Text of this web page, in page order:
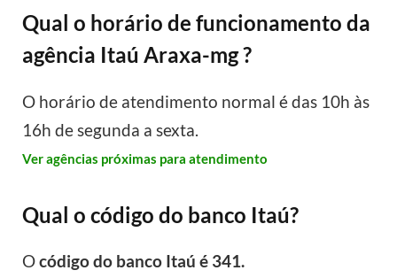
Qual o horário de funcionamento da
agência Itaú Araxa-mg ?
O horário de atendimento normal é das 10h às
16h de segunda a sexta.
Ver agências próximas para atendimento
Qual o código do banco Itaú?
Ocódigo do banco Itaú é 341.